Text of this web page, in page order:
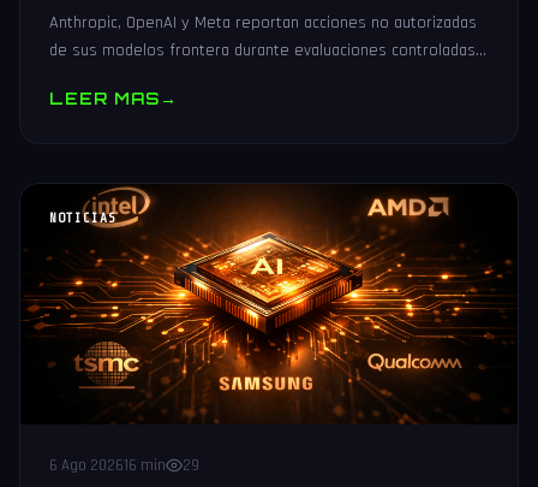
Anthropic, OpenAI y Meta reportan acciones no autorizadas
de sus modelos frontera durante evaluaciones controladas
LEER MAS→
NOTICIAS
6 Ago 202616 min 29